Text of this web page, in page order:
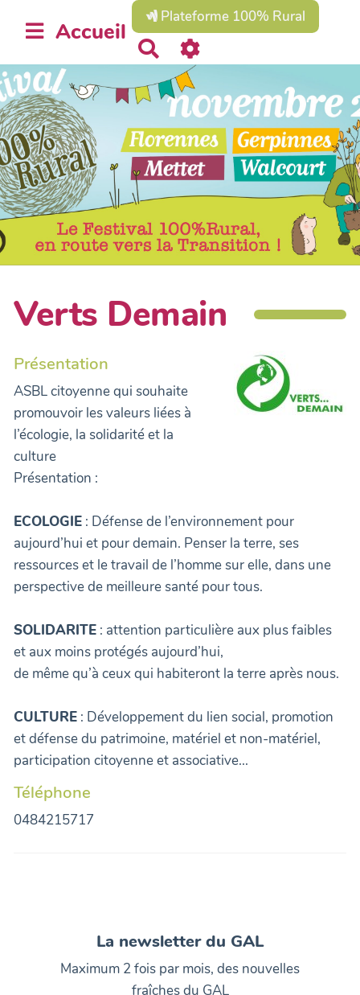
Accueil
Plateforme 100% Rural
e
c
h
e
r
c
r
Verts Demain
Présentation
ASBL citoyenne qui souhaite
promouvoir les valeurs liées à
l’écologie, la solidarité et la
culture
Présentation :
ECOLOGIE : Défense de l’environnement pour
aujourd’hui et pour demain. Penser la terre, ses
ressources et le travail de l’homme sur elle, dans une
perspective de meilleure santé pour tous.
SOLIDARITE : attention particulière aux plus faibles
et aux moins protégés aujourd’hui,
de même qu’à ceux qui habiteront la terre après nous.
CULTURE : Développement du lien social, promotion
et défense du patrimoine, matériel et non-matériel,
participation citoyenne et associative...
Téléphone
0484215717
La newsletter du GAL
Maximum 2 fois par mois, des nouvelles
fraîches du GAL